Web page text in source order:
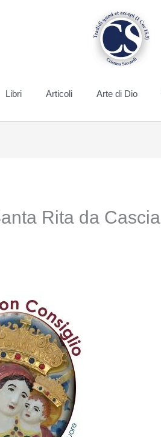
Libri Articoli Arte di Dio
Rita da Cascia